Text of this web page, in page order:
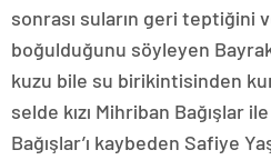
sonrası suların geri teptiğini
boğulduğunu söyleyen
kuzu bile su birikintisinden
selde kızı Mihriban Bağışlar
Bağışlar’ı kaybeden Safiye